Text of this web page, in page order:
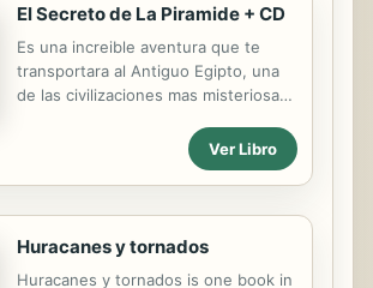
cómo mamá y papá oso lo ayudan.
El Secreto de La Piramide + CD
Es una increible aventura que te
transportara al Antiguo Egipto, una
de las civilizaciones mas misteriosas
Alex y Guiomar te ayudaran a
descubrir algunos enigmas de ese
mundo fabuloso. Quieres ir con ellos
? Te gustaria conocer el poder
magico de los antiguos egipcios ?
Ver Libro
Huracanes y tornados
Huracanes y tornados is one book in